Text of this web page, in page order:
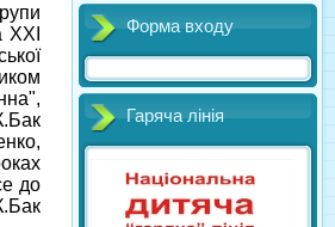
ХХІ
до
Форма входу
Гаряча лінія